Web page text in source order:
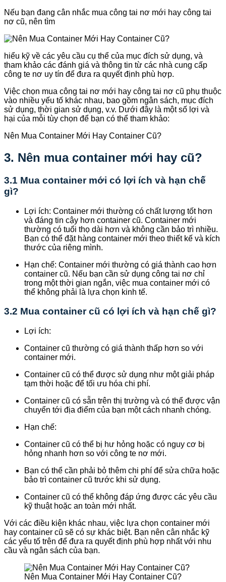
Nếu bạn đang cân nhắc mua công tai nơ mới hay công tai
nơ cũ, nên tìm
hiểu kỹ về các yêu cầu cụ thể của mục đích sử dụng, và
tham khảo các đánh giá và thông tin từ các nhà cung cấp
công te nơ uy tín để đưa ra quyết định phù hợp.
Việc chọn mua công tai nơ mới hay công tai nơ cũ phụ thuộc
vào nhiều yếu tố khác nhau, bao gồm ngân sách, mục đích
sử dụng, thời gian sử dụng, v.v. Dưới đây là một số lợi và
hại của mỗi tùy chọn để bạn có thể tham khảo:
Nên Mua Container Mới Hay Container Cũ?
3. Nên mua container mới hay cũ?
3.1 Mua container mới có lợi ích và hạn chế
gì?
Lợi ích: Container mới thường có chất lượng tốt hơn
và đáng tin cậy hơn container cũ. Container mới
thường có tuổi thọ dài hơn và không cần bảo trì nhiều.
Bạn có thể đặt hàng container mới theo thiết kế và kích
thước của riêng mình.
Hạn chế: Container mới thường có giá thành cao hơn
container cũ. Nếu bạn cần sử dụng công tai nơ chỉ
trong một thời gian ngắn, việc mua container mới có
thể không phải là lựa chọn kinh tế.
3.2 Mua container cũ có lợi ích và hạn chế gì?
Lợi ích:
Container cũ thường có giá thành thấp hơn so với
container mới.
Container cũ có thể được sử dụng như một giải pháp
tạm thời hoặc để tối ưu hóa chi phí.
Container cũ có sẵn trên thị trường và có thể được vận
chuyển tới địa điểm của bạn một cách nhanh chóng.
Hạn chế:
Container cũ có thể bị hư hỏng hoặc có nguy cơ bị
hỏng nhanh hơn so với công te nơ mới.
Bạn có thể cần phải bỏ thêm chi phí để sửa chữa hoặc
bảo trì container cũ trước khi sử dụng.
Container cũ có thể không đáp ứng được các yêu cầu
kỹ thuật hoặc an toàn mới nhất.
Với các điều kiện khác nhau, việc lựa chọn container mới
hay container cũ sẽ có sự khác biệt. Bạn nên cân nhắc kỹ
các yếu tố trên để đưa ra quyết định phù hợp nhất với nhu
cầu và ngân sách của bạn.
Nên Mua Container Mới Hay Container Cũ?